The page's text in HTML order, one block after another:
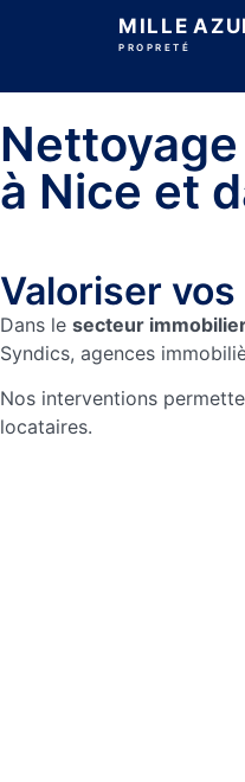
MILLE
PROPRETÉ
à Nice et
Valoriser
Dans le secteur
Syndics, agences
Nos interventions
locataires.